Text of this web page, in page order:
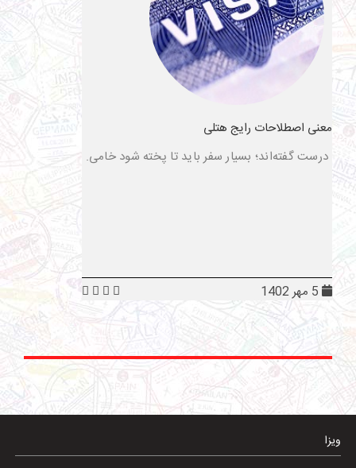
معنی اصطلاحات رایج هتلی
درست گفته‌اند؛ بسیار سفر باید تا پخته شود خامی.
ویزا